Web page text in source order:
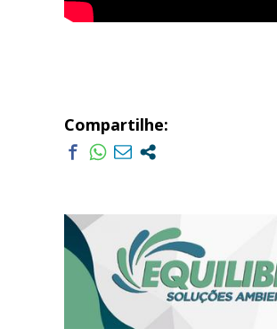
Compartilhe: